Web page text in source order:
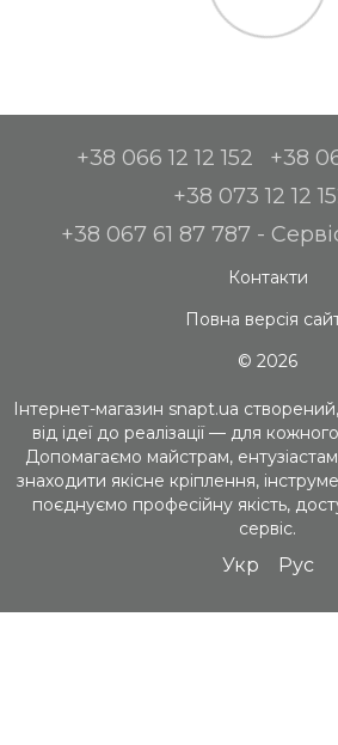
+38 066 12 12 152
+38
+38 073 12 12
+38 067 61 87 787 -
Контакти
Повна версія
© 2026
Інтернет-магазин snapt.ua
від ідеї до реалізації — для
Допомагаємо майстрам,
знаходити якісне кріплення,
поєднуємо професійну якість,
сервіс.
Укр Рус